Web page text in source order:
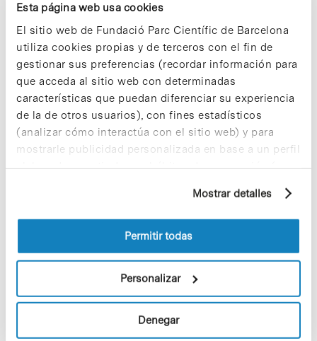
Esta página web usa cookies
El sitio web de Fundació Parc Científic de Barcelona
utiliza cookies propias y de terceros con el fin de
gestionar sus preferencias (recordar información para
que acceda al sitio web con determinadas
características que puedan diferenciar su experiencia
de la de otros usuarios), con fines estadísticos
(analizar cómo interactúa con el sitio web) y para
mostrarle publicidad personalizada en base a un perfil
elaborado a partir de sus hábitos de navegación (por
información sobre las cookies puede consultar
la Política de cookies del sitio web.
Mostrar detalles
Permitir todas
Personalizar
Denegar
-Sistemas de Gestión Medioambiental (ISO
14001, EMAS, KIOTO)
-Sistemas de gestión Prevención (OHSAS
18001 )
-Otros referenciales, Responsabilidad Social
Empresarial (RSC), Tecnologías de la
Información ( ISO 27001), etc.
Certificación agroalimentaria:
-ISO 20000, ISO 22000 y/o APPCC, BRC, IFS)
-GLOBALGAP
-Entidad de verificación e inspección
acreditada por ENAC para la obtención de un
«Certificado de Conformidad», requisito
previo a la concesión de la Licencia de
Actividad por parte del ayuntamiento